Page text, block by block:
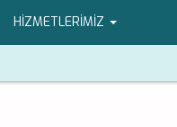
HİZMETLERİMİZ